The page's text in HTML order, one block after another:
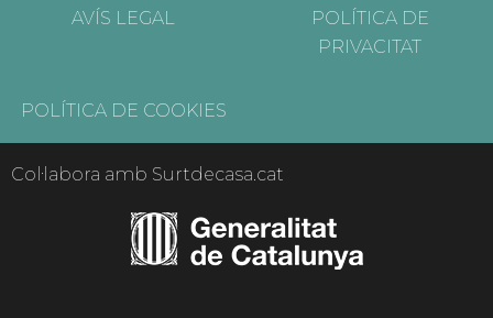
AVÍS LEGAL
POLÍTICA DE
PRIVACITAT
POLÍTICA DE COOKIES
Col·labora amb Surtdecasa.cat